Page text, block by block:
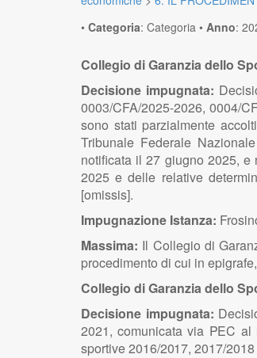
• Categoria: Categoria • Anno:
Collegio di Garanzia dello
Decisione impugnata:
0003/CFA/2025-2026, 0004/
sono stati parzialmente
Tribunale Federale
notificata il 27 giugno 2025,
2025 e delle relative
[omissis].
Impugnazione Istanza:
Massima: Il Collegio di
procedimento di cui in
Collegio di Garanzia dello
Decisione impugnata: Decisi
2021, comunicata via PEC al
sportive2016/2017, 2017/20